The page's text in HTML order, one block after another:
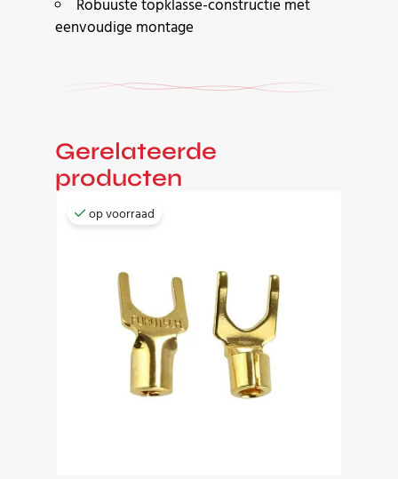
Robuuste topklasse-constructie met
eenvoudige montage
Gerelateerde
producten
op voorraad